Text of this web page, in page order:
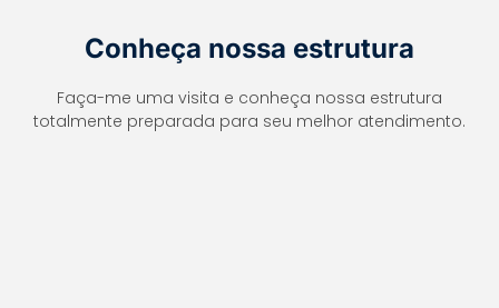
Conheça nossa estrutura
Faça-me uma visita e conheça nossa estrutura
totalmente preparada para seu melhor atendimento.